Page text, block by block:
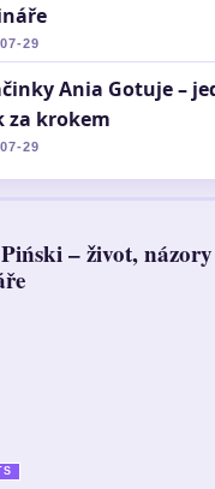
29
Ania Gotuje –
za krokem
29